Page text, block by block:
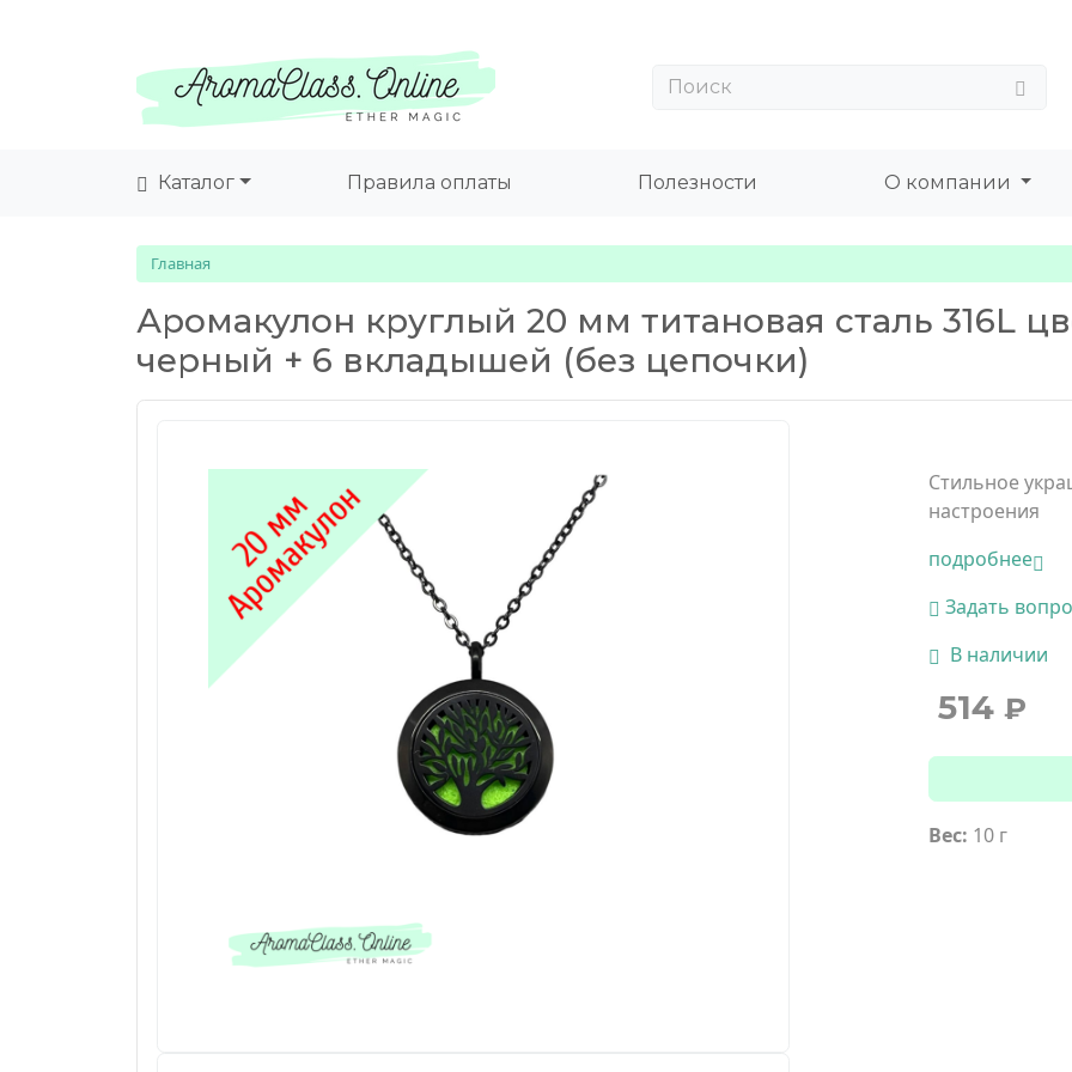
Каталог Правила оплаты Полезности О компании
Главная
Аромакулон круглый 20 мм титановая сталь 316L
черный + 6 вкладышей (без цепочки)
Стильное
настроения
подробнее
Задать
В наличии
514 ₽
Вес: 10 г